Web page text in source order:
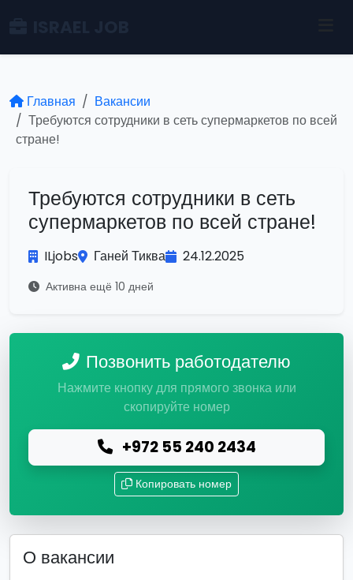
Главная
Вакансии
Требуются сотрудники в сеть супермаркетов по всей
стране!
Требуются сотрудники в сеть
супермаркетов по всей стране!
ILjobs Ганей Тиква 24.12.2025
Активна ещё 10 дней
Позвонить работодателю
Нажмите кнопку для прямого звонка или
скопируйте номер
+972 55 240 2434
Копировать номер
О вакансии